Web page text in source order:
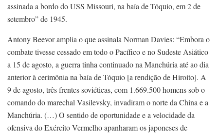
assinada a bordo do USS Missouri, na baía de Tóquio, em 2 de
setembro” de 1945.
Antony Beevor amplia o que assinala Norman Davies: “Embora o
combate tivesse cessado em todo o Pacífico e no Sudeste Asiático
a 15 de agosto, a guerra tinha continuado na Manchúria até ao dia
anterior à cerimônia na baía de Tóquio [a rendição de Hiroíto]. A
9 de agosto, três frentes soviéticas, com 1.669.500 homens sob o
comando do marechal Vasilevsky, invadiram o norte da China e a
Manchúria. (…) O sentido de oportunidade e a velocidade da
ofensiva do Exército Vermelho apanharam os japoneses de